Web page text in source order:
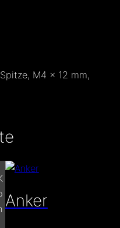
M4 × 12 mm,
Anker